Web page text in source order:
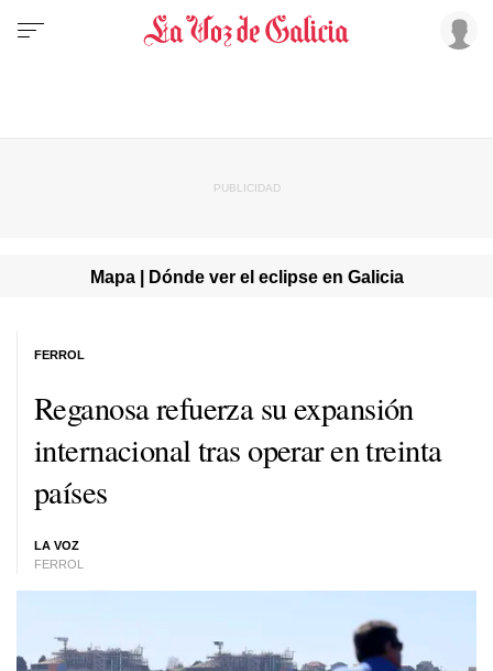
Mapa | Dónde ver el eclipse en Galicia
Reganosa refuerza su expansión
internacional tras operar en treinta
países
LA VOZ
FERROL
FERROL